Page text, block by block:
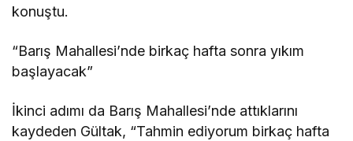
konuştu.
“Barış Mahallesi’nde birkaç hafta sonra yıkım
başlayacak”
İkinci adımı da Barış Mahallesi’nde attıklarını
kaydeden Gültak, “Tahmin ediyorum birkaç hafta